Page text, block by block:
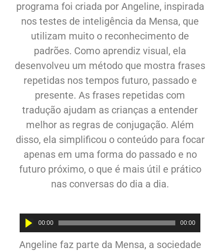
programa foi criada por Angeline, inspirada
nos testes de inteligência da Mensa, que
utilizam muito o reconhecimento de
padrões. Como aprendiz visual, ela
desenvolveu um método que mostra frases
repetidas nos tempos futuro, passado e
presente. As frases repetidas com
tradução ajudam as crianças a entender
melhor as regras de conjugação. Além
disso, ela simplificou o conteúdo para focar
apenas em uma forma do passado e no
futuro próximo, o que é mais útil e prático
nas conversas do dia a dia.
Audio
Player
00:00 00:00
Angeline faz parte da Mensa, a sociedade